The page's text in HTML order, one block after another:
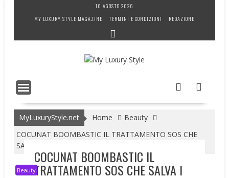
10 AGOSTO 2026
MY LUXURY STYLE MAGAZINE
TERMINI E CONDIZIONI REDAZIONE
MyLuxuryStyle.net Home
Beauty
COCUNAT BOOMBASTIC IL TRATTAMENTO SOS CHE
SALVA I CAPELLI IN ESTATE
Beauty
COCUNAT BOOMBASTIC IL
TRATTAMENTO SOS CHE SALVA I